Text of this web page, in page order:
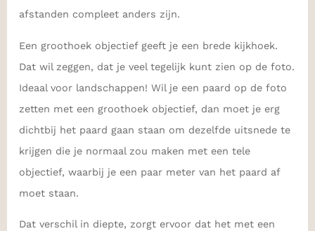
afstanden compleet anders zijn.
Een groothoek objectief geeft je een brede kijkhoek.
Dat wil zeggen, dat je veel tegelijk kunt zien op de foto.
Ideaal voor landschappen! Wil je een paard op de foto
zetten met een groothoek objectief, dan moet je erg
dichtbij het paard gaan staan om dezelfde uitsnede te
krijgen die je normaal zou maken met een tele
objectief, waarbij je een paar meter van het paard af
moet staan.
Dat verschil in diepte, zorgt ervoor dat het met een